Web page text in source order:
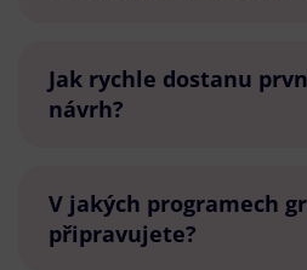
Jak rychle dostanu
návrh?
V jakých programech
připravujete?